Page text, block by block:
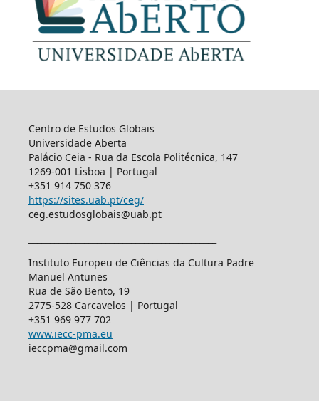
Centro de Estudos Globais
Universidade Aberta
Palácio Ceia - Rua da Escola Politécnica, 147
1269-001 Lisboa | Portugal
+351 914 750 376
https://sites.uab.pt/ceg/
ceg.estudosglobais@uab.pt
Instituto Europeu de Ciências da Cultura Padre
Manuel Antunes
Rua de São Bento, 19
2775-528 Carcavelos | Portugal
+351 969 977 702
www.iecc-pma.eu
ieccpma@gmail.com